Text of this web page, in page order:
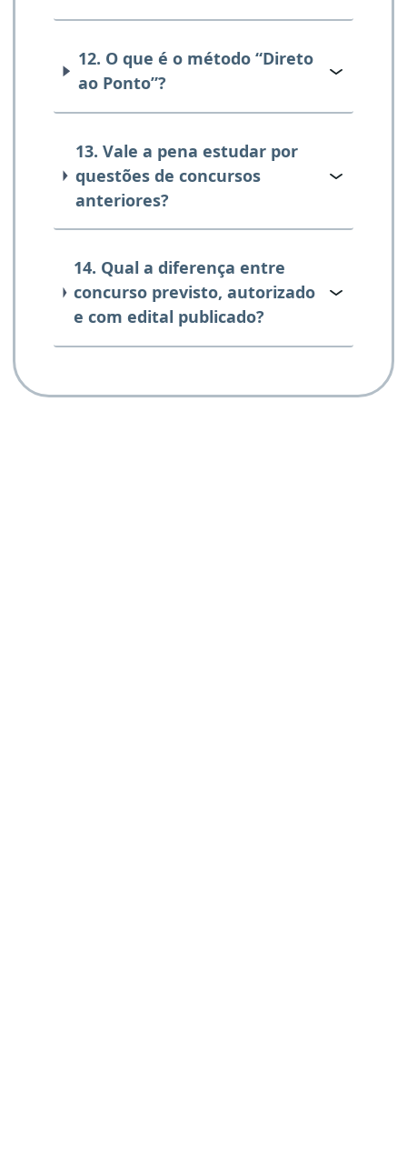
12. O que é o método “Direto
ao Ponto”?
13. Vale a pena estudar por
questões de concursos
anteriores?
14. Qual a diferença entre
concurso previsto, autorizado
e com edital publicado?